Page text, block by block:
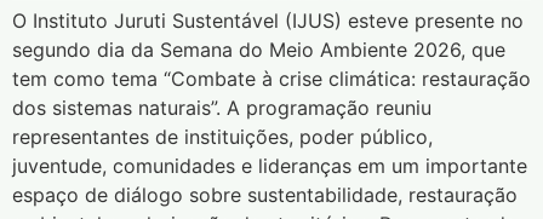
O Instituto Juruti Sustentável (IJUS) esteve presente no
segundo dia da Semana do Meio Ambiente 2026, que
tem como tema “Combate à crise climática: restauração
dos sistemas naturais”. A programação reuniu
representantes de instituições, poder público,
juventude, comunidades e lideranças em um importante
espaço de diálogo sobre sustentabilidade, restauração